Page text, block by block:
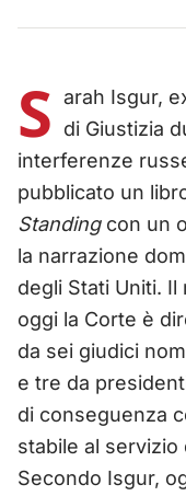
S arah Isgur,
di Giustizia
interferenze
pubblicato un
Standingcon un
la narrazione
degli Stati Uniti.
oggi la Corte è
da sei giudici
e tre da
di conseguenza
stabile al servizio
Secondo Isgur,